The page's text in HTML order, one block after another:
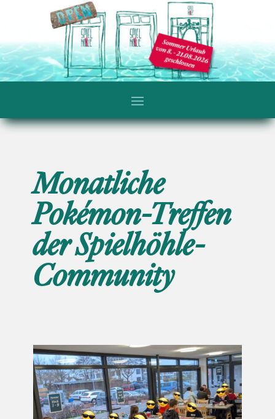
Monatliche
Pokémon-Treffen
der Spielhöhle-
Community